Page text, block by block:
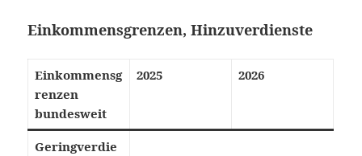
Einkommensgrenzen, Hinzuverdienste
Einkommensg
renzen
bundesweit
2025 2026
Geringverdie